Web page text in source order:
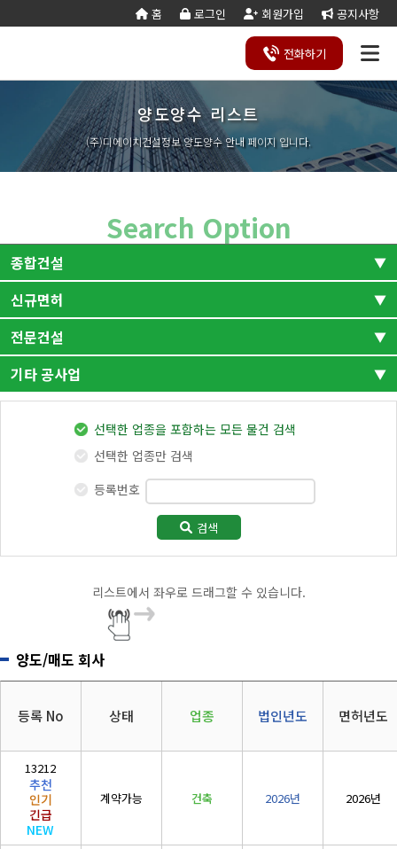
홈 로그인 회원가입 공지사항
전화하기
회사
소개
사업
영역
조직
도 는
길
합
건
설
업
토목건축
공사업
경설비공
사업
조경공사
업
전문건설업
지반조성·포
장공사업
실내건축공
사업
도장·습식·방 조경식재·시
트공사업
비계공사업
상·하수도설 철도·궤도공
철강구조물공수중·준설공
기계설비·가 가스·난방공
금속·창호·지
건축물조립공
기타공
사업
전기공사업 정보통신
공사업
대지조성사
업자
부동산개
발업
업
사업자
전문관리
개인하수처
리시설·
설계시공업
승강기유
지관리업
안전진단전국가유산
지하수개발
업
기계설비
차
기
양도
양수
리스
트
양도
양수
절차
기업
진단
공
제
조
합
실
태
조
사
기
재
사
항
변
경
공
능
력
가
·
합
잔고
증명
법령
서식
국가
계약
법령
관계
서식
건설
업등
록서
식
법시
행규
칙
서식
실질
자본
금
계산
기
세무
계산
기
양도양수 리스트
(주)디에이치건설정보 양도양수 안내 페이지 입니다.
Search Option
종합건설
전체
토목
토목건축
신규면허
전체
신규면허-토목
전문건설
전체
지반조성·포장공사업
토공 / 포장 / 보링 )
실내건축공사업
금속창호·지붕건축물조립공사업
도장·습식·방수·석공사업
조경식재·시설물공사업
조경식재 /
철근·콘크리트공사업
(
철콘 )
구조물해체·비계공사업
상·하수도설비공사업
(
철도·궤도공사업
(
기타 공사업
정보통신
대지
문화재
지하수
산림경영
자연휴양림
부동산개발
공법인
기타
5년법인
선택한 업종을 포함하는 모든 물건 검색
선택한 업종만 검색
등록번호
검색
리스트에서 좌우로 드래그할 수 있습니다.
양도/매도 회사
등록 No 상태 업종 법인년도 면허년도
13212
추천
인기
긴급
NEW
계약가능 건축 2026년 2026년